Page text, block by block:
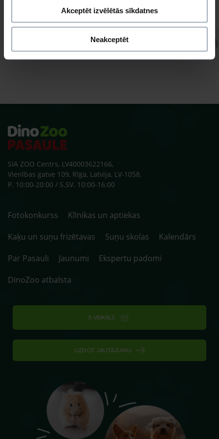
Akceptēt izvēlētās sīkdatnes
Neakceptēt
Atbild Veterinārārsts,
Veterinārārsts
SIA ZOO Centrs, LV40003622166,
Vienības gatve 109, Rīga, Latvija, LV-1058.
P. 10:00-20:00 / S.SV. 10:00-16:00
Fotokonkurss
Klīnikas un aptiekas
Kaķu un suņu frizētavas
Suņu skolas
Kalendārs
Par Pasauli
Jaunumi
Ekspertu padomi
DinoZoo atbalsta
E-VEIKALS
UZDOT JAUTĀJUMU